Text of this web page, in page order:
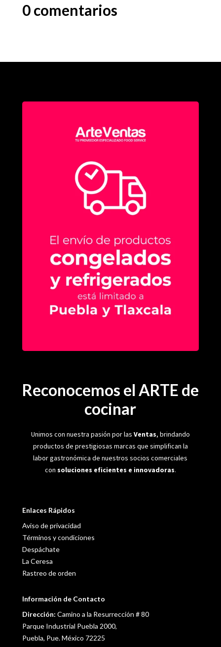
0 comentarios
Reconocemos el ARTE de
cocinar
Unimos con nuestra pasión por las Ventas, brindando
productos de prestigiosas marcas que simplifican la
labor gastronómica de nuestros socios comerciales
con soluciones eficientes e innovadoras.
Enlaces Rápidos
Aviso de privacidad
Términos y condiciones
Despáchate
La Ceresa
Rastreo de orden
Información de Contacto
Dirección: Camino a la Resurrección # 80
Parque Industrial Puebla 2000,
Puebla, Pue. México 72225